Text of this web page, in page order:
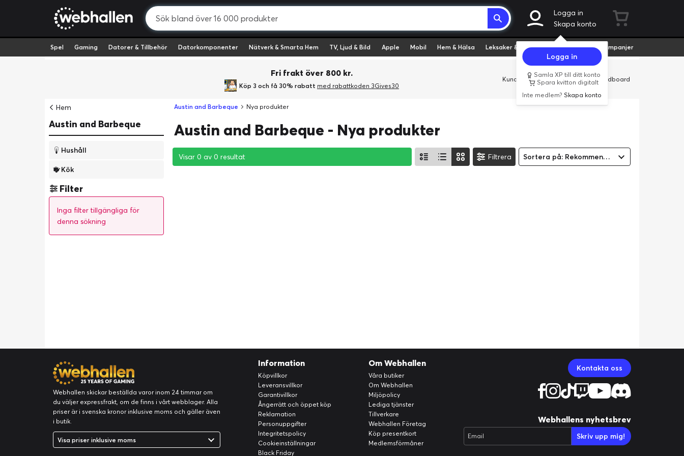
Logga in
Skapa konto
Logga in
Samla XP till ditt konto
Spara kvitton digitalt
Inte medlem?Skapa konto
Spel Gaming Datorer & Tillbehör Datorkomponenter Nätverk & Smarta Hem TV, Ljud & Bild Apple Mobil Hem & Hälsa Leksaker & Hobby Fyndvaror Kampanjer
Fri frakt över 800 kr.
Köp 3 och få 30% rabatt med rabattkoden 3Gives30
Kundservice Butiker Företag Cardboard
Hem
Austin and Barbeque
Hushåll
Kök
Filter
Inga filter tillgängliga för
denna sökning
Austin and Barbeque Nya produkter
Austin and Barbeque - Nya produkter
Visar 0 av 0 resultat
Visar 0 av 0 resultat
Visar 0 av 0 resultat Filtrera Sortera på: Rekommenderad
Webhallen skickar beställda varor inom 24 timmar om
du väljer expressfrakt, om de finns i vårt webblager. Alla
priser är i svenska kronor inklusive moms och gäller även
i butik.
Visa priser inklusive moms
Information
Köpvillkor
Leveransvillkor
Garantivillkor
Ångerrätt och öppet köp
Reklamation
Personuppgifter
Integritetspolicy
Cookieinställningar
Black Friday
Om Webhallen
Våra butiker
Om Webhallen
Miljöpolicy
Lediga tjänster
Tillverkare
Webhallen Företag
Köp presentkort
Medlemsförmåner
Kontakta oss
Webhallens nyhetsbrev
Email Skriv upp mig!